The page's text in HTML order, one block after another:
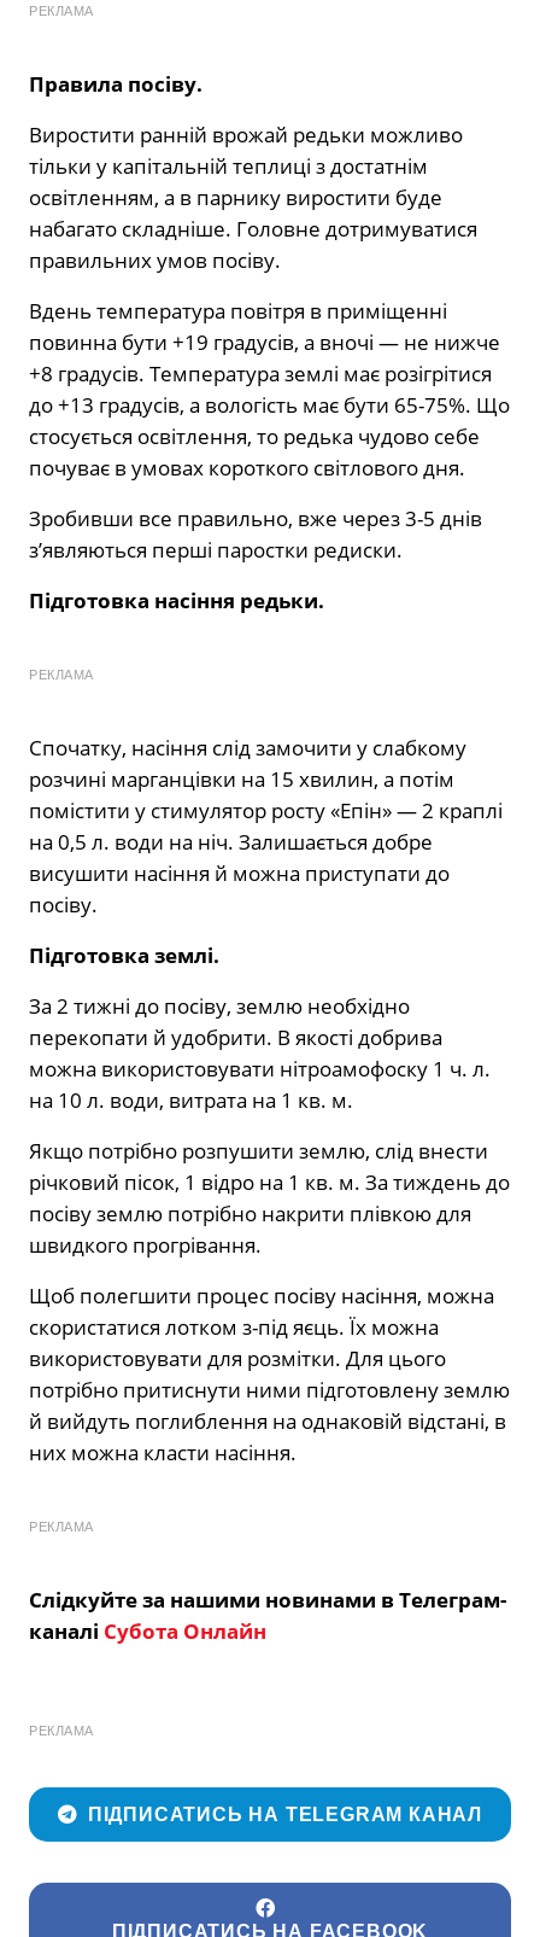
РЕКЛАМА
Правила посіву.
Виростити ранній врожай редьки можливо
тільки у капітальній теплиці з достатнім
освітленням, а в парнику виростити буде
набагато складніше. Головне дотримуватися
правильних умов посіву.
Вдень температура повітря в приміщенні
повинна бути +19 градусів, а вночі — не нижче
+8 градусів. Температура землі має розігрітися
до +13 градусів, а вологість має бути 65-75%. Що
стосується освітлення, то редька чудово себе
почуває в умовах короткого світлового дня.
Зробивши все правильно, вже через 3-5 днів
з’являються перші паростки редиски.
Підготовка насіння редьки.
РЕКЛАМА
Спочатку, насіння слід замочити у слабкому
розчині марганцівки на 15 хвилин, а потім
помістити у стимулятор росту «Епін» — 2 краплі
на 0,5 л. води на ніч. Залишається добре
висушити насіння й можна приступати до
посіву.
Підготовка землі.
За 2 тижні до посіву, землю необхідно
перекопати й удобрити. В якості добрива
можна використовувати нітроамофоску 1 ч. л.
на 10 л. води, витрата на 1 кв. м.
Якщо потрібно розпушити землю, слід внести
річковий пісок, 1 відро на 1 кв. м. За тиждень до
посіву землю потрібно накрити плівкою для
швидкого прогрівання.
Щоб полегшити процес посіву насіння, можна
скористатися лотком з-під яєць. Їх можна
використовувати для розмітки. Для цього
потрібно притиснути ними підготовлену землю
й вийдуть поглиблення на однаковій відстані, в
них можна класти насіння.
РЕКЛАМА
Слідкуйте за нашими новинами в Телеграм-
каналі Субота Онлайн
РЕКЛАМА
ПІДПИСАТИСЬ НА TELEGRAM КАНАЛ
ПІДПИСАТИСЬ НА FACEBOOK